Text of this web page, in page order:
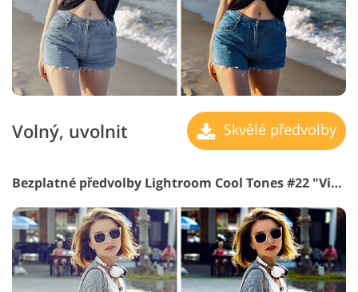
Volný, uvolnit Skvělé předvolby
Bezplatné předvolby Lightroom Cool Tones #22 "Vibrance"